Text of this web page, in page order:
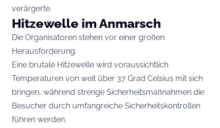
verärgerte.
Hitzewelle im Anmarsch
Die Organisatoren stehen vor einer großen
Herausforderung.
Eine brutale Hitzewelle wird voraussichtlich
Temperaturen von weit über 37 Grad Celsius mit sich
bringen, während strenge Sicherheitsmaßnahmen die
Besucher durch umfangreiche Sicherheitskontrollen
führen werden.